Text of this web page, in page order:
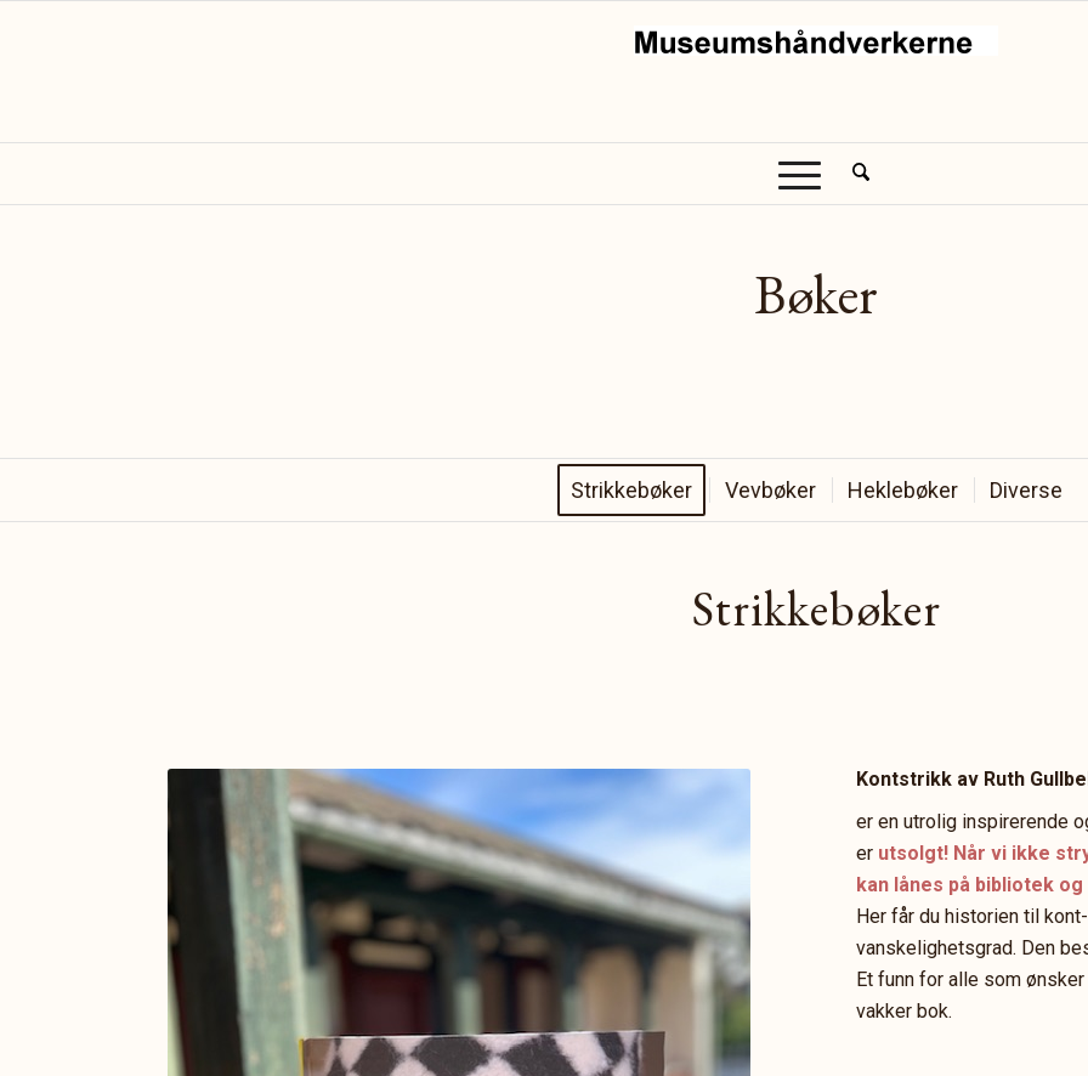
Bøker
Strikkebøker Vevbøker Heklebøker Diverse
Strikkebøker
Kontstrikk av Ruth
er en utrolig inspirerende
er utsolgt! Når vi ikke
kan lånes på bibliotek
Her får du historien til
vanskelighetsgrad. Den
Et funn for alle som
vakker bok.